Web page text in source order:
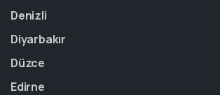
Denizli
Diyarbakır
Düzce
Edirne